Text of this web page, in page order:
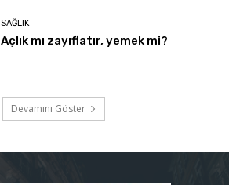
SAĞLIK
Açlık mı zayıflatır, yemek mi?
Devamını Göster